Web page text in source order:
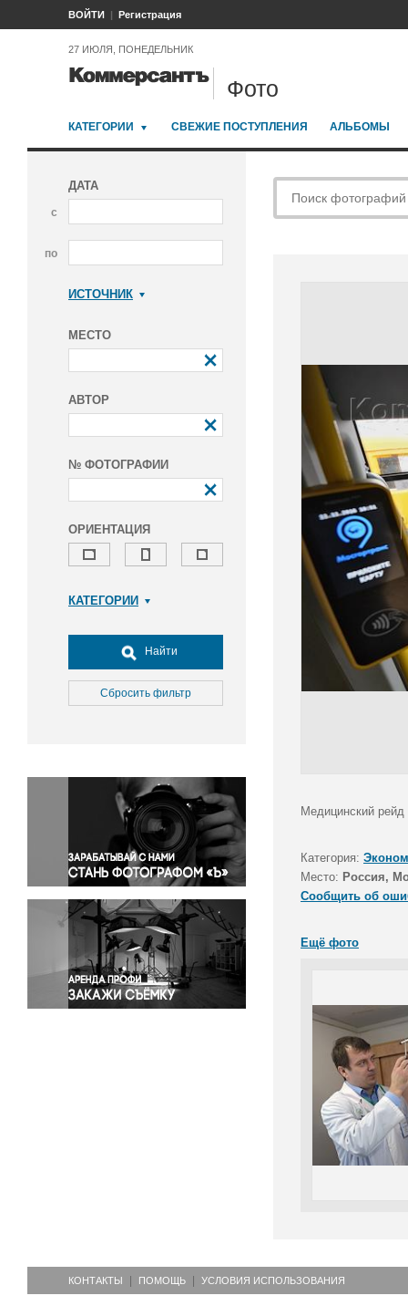
ВОЙТИ Регистрация
27 ИЮЛЯ, ПОНЕДЕЛЬНИК
Фото
КАТЕГОРИИ СВЕЖИЕ ПОСТУПЛЕНИЯ АЛЬБОМЫ
ДАТА
с
по
ИСТОЧНИК
МЕСТО
АВТОР
№ ФОТОГРАФИИ
ОРИЕНТАЦИЯ
КАТЕГОРИИ
Досуг, туризм и отдых
Культура
Медицина
Окружающая среда
Политика
Правосудие
Происшествия и конфликты
Религия
Светская жизнь
Спорт
Экология
Экономика и бизнес
Найти
Сбросить фильтр
Медицинский
Категория:
Место: Россия,
Сообщить об
Ещё фото
КОНТАКТЫ ПОМОЩЬ УСЛОВИЯ ИСПОЛЬЗОВАНИЯ